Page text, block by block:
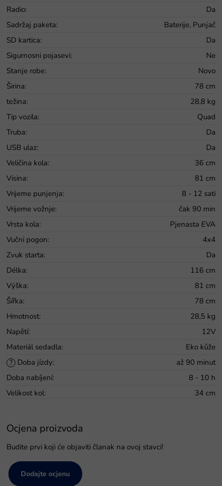
Radio:
Da
Sadržaj paketa:
Baterije, Punjač
SD kartica:
Da
Sigurnosni pojasevi:
Ne
Stanje robe:
Novo
Širina:
78 cm
težina:
28,8 kg
Tip vozila:
Quad
Truba:
Da
USB ulaz:
Da
Veličina kola:
36 cm
Visina:
81 cm
Vrijeme punjenja:
8 - 12 sati
Vrijeme vožnje:
čak 90 min
Vrsta kola:
Pjenasta EVA
Vučni pogon:
4x4
Zvuk starta:
Da
Délka:
116 cm
Výška:
81 cm
Šířka:
78 cm
Hmotnost:
28,5 kg
Napětí:
12V
Materiál sedadla: Eko kůže
? Doba jízdy:
až 90 minut
Doba nabíjení:
8 - 10 h
Velikost kol: 34 cm
Ocjena proizvoda
Budite prvi koji će objaviti članak na ovoj stavci!
Dodajte ocjenu